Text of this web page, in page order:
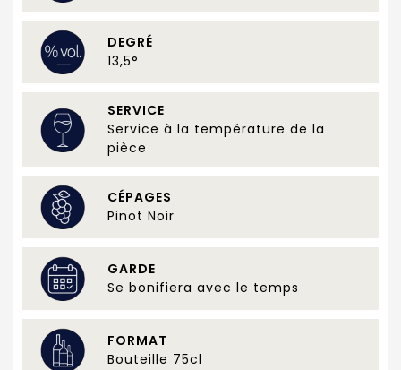
DEGRÉ
13,5°
SERVICE
Service à la température de la
pièce
CÉPAGES
Pinot Noir
GARDE
Se bonifiera avec le temps
FORMAT
Bouteille 75cl